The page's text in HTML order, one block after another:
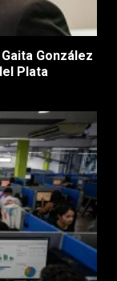
González
Plata